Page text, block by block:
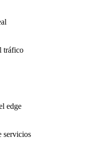
tráfico
edge
servicios